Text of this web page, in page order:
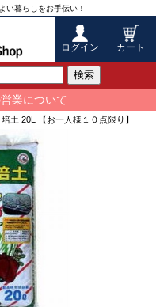
い暮らしをお手伝い！
ログイン カート
検索
業について
土 20L 【お一人様１０点限り】